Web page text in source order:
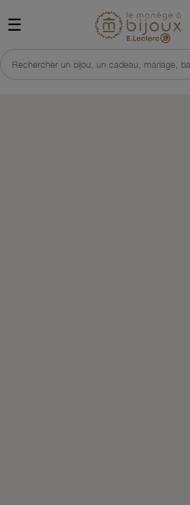
☰
Rechercher un bijou, un cadeau, mariage,